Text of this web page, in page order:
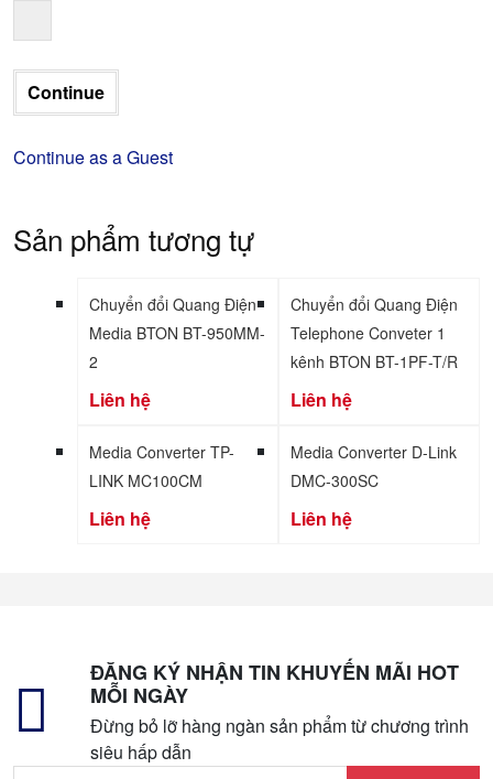
Continue as a Guest
Sản phẩm tương tự
Chuyển đổi Quang Điện
Media BTON BT-950MM-
2
Liên hệ
Chuyển đổi Quang Điện
Telephone Conveter 1
kênh BTON BT-1PF-T/R
Liên hệ
Media Converter TP-
LINK MC100CM
Liên hệ
Media Converter D-Link
DMC-300SC
Liên hệ
ĐĂNG KÝ NHẬN TIN KHUYẾN MÃI HOT
MỖI NGÀY
Đừng bỏ lỡ hàng ngàn sản phẩm từ chương trình
siêu hấp dẫn